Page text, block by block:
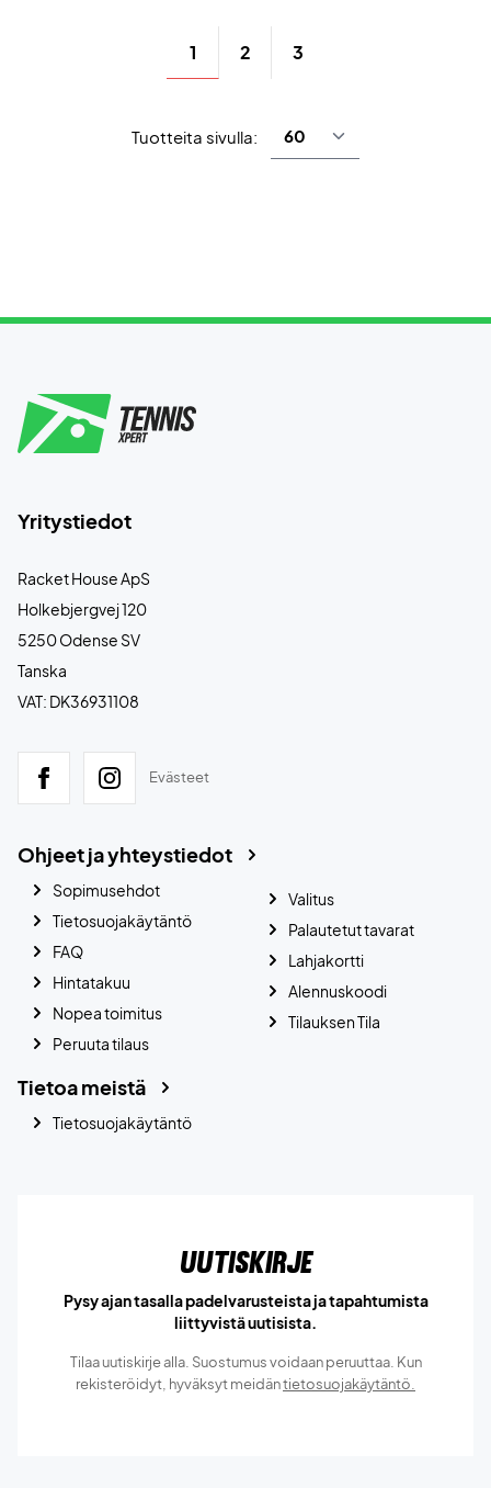
1 2 3
Tuotteita sivulla:
Yritystiedot
Racket House ApS
Holkebjergvej 120
5250 Odense SV
Tanska
VAT: DK36931108
Evästeet
Ohjeet ja yhteystiedot
Sopimusehdot
Tietosuojakäytäntö
FAQ
Hintatakuu
Nopea toimitus
Peruuta tilaus
Valitus
Palautetut tavarat
Lahjakortti
Alennuskoodi
Tilauksen Tila
Tietoa meistä
Tietosuojakäytäntö
Uutiskirje
Pysy ajan tasalla padelvarusteista ja tapahtumista
liittyvistä uutisista.
Tilaa uutiskirje alla. Suostumus voidaan peruuttaa. Kun
rekisteröidyt, hyväksyt meidäntietosuojakäytäntö.